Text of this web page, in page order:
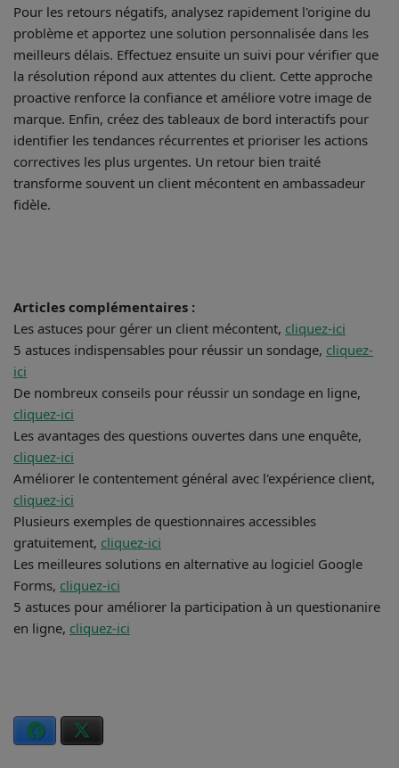
Pour les retours négatifs, analysez rapidement l'origine du
problème et apportez une solution personnalisée dans les
meilleurs délais. Effectuez ensuite un suivi pour vérifier que
la résolution répond aux attentes du client. Cette approche
proactive renforce la confiance et améliore votre image de
marque. Enfin, créez des tableaux de bord interactifs pour
identifier les tendances récurrentes et prioriser les actions
correctives les plus urgentes. Un retour bien traité
transforme souvent un client mécontent en ambassadeur
fidèle.
Articles complémentaires :
Les astuces pour gérer un client mécontent, cliquez-ici
5 astuces indispensables pour réussir un sondage, cliquez-
ici
De nombreux conseils pour réussir un sondage en ligne,
cliquez-ici
Les avantages des questions ouvertes dans une enquête,
cliquez-ici
Améliorer le contentement général avec l'expérience client,
cliquez-ici
Plusieurs exemples de questionnaires accessibles
gratuitement, cliquez-ici
Les meilleures solutions en alternative au logiciel Google
Forms, cliquez-ici
5 astuces pour améliorer la participation à un questionanire
en ligne, cliquez-ici
Facebook